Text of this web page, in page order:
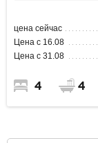
цена сейчас
Цена с 16.08
Цена с 31.08
4 4